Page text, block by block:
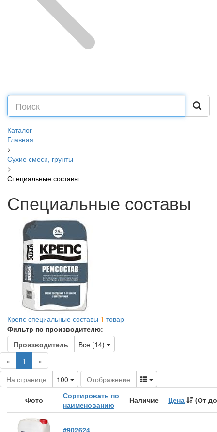
Каталог
Главная
>
Сухие смеси, грунты
>
Специальные составы
Специальные составы
Крепс специальные составы 1 товар
Фильтр по производителю:
Производитель
Все (14) Toggle Dropdown
«
1 (current)
»
На странице
100 Toggle Dropdown
Отображение Toggle Dropdown
Фото
Сортировать по
наименованию
Наличие Цена (От
#902624